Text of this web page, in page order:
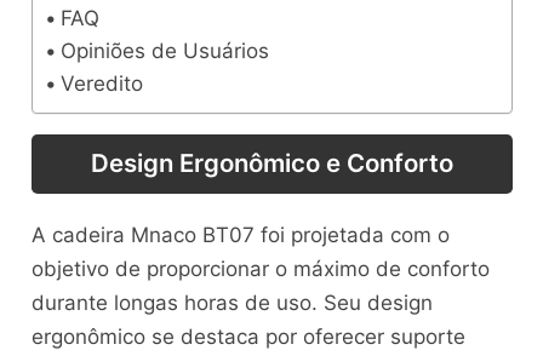
FAQ
Opiniões de Usuários
Veredito
Design Ergonômico e Conforto
A cadeira Mnaco BT07 foi projetada com o
objetivo de proporcionar o máximo de conforto
durante longas horas de uso. Seu design
ergonômico se destaca por oferecer suporte